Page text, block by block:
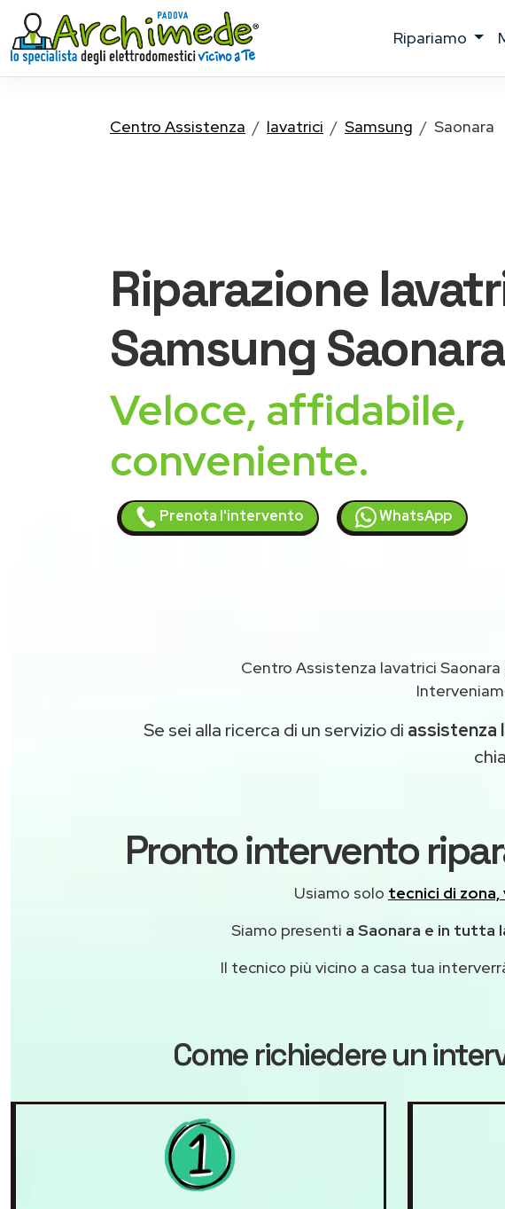
ripariamo
Centro Assistenza lavatrici Samsung Saonara
Riparazione
Samsung Saonara
Veloce, affidabile,
conveniente.
Prenota l'intervento WhatsApp
Centro Assistenza lavatrici
Se sei alla ricerca di un servizio di assistenza
Pronto intervento
Usiamo solo tecnici di zona,
Siamo presenti a Saonara e in tutta
Il tecnico più vicino a casa tua
Come richiedere un